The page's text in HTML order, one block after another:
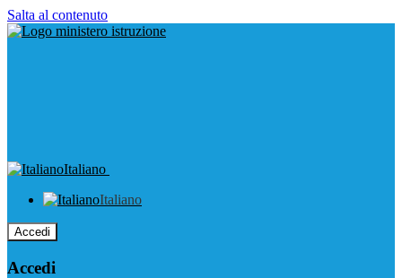
Salta al contenuto
Italiano
Italiano
Accedi
Accedi